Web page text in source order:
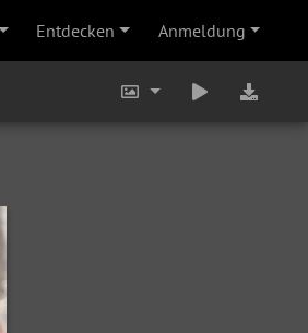
Entdecken Anmeldung